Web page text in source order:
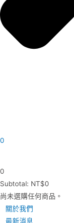
0
0
Subtotal: NT$0
尚未選購任何商品。
關於我們
最新消息